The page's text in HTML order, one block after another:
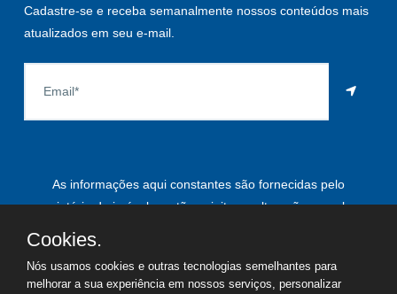
Cadastre-se e receba semanalmente nossos conteúdos mais
atualizados em seu e-mail.
As informações aqui constantes são fornecidas pelo
proprietário do imóvel e estão sujeitas a alteração a qualquer
Cookies.
Nós usamos cookies e outras tecnologias semelhantes para
melhorar a sua experiência em nossos serviços, personalizar